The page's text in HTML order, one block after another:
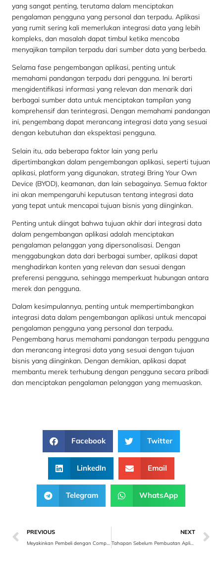
yang sangat penting, terutama dalam menciptakan
pengalaman pengguna yang personal dan terpadu. Aplikasi
yang rumit sering kali memerlukan integrasi data yang lebih
kompleks, dan masalah dapat timbul ketika mencoba
menyajikan tampilan terpadu dari sumber data yang berbeda.
Selama fase pengembangan aplikasi, penting untuk
memahami pandangan terpadu dari pengguna. Ini berarti
mengidentifikasi informasi yang relevan dan menarik dari
berbagai sumber data untuk menciptakan tampilan yang
komprehensif dan terintegrasi. Dengan memahami pandangan
ini, pengembang dapat merancang integrasi data yang sesuai
dengan kebutuhan dan ekspektasi pengguna.
Selain itu, ada beberapa faktor lain yang perlu
dipertimbangkan dalam pengembangan aplikasi, seperti tujuan
aplikasi, platform yang digunakan, strategi Bring Your Own
Device (BYOD), keamanan, dan lain sebagainya. Semua faktor
ini akan mempengaruhi keputusan tentang integrasi data
yang tepat untuk mencapai tujuan bisnis yang diinginkan.
Penting untuk diingat bahwa tujuan akhir dari integrasi data
dalam pengembangan aplikasi adalah menciptakan
pengalaman pelanggan yang dipersonalisasi. Dengan
menggabungkan data dari berbagai sumber, aplikasi dapat
menghadirkan konten yang relevan dan sesuai dengan
preferensi pengguna, sehingga memperkuat hubungan antara
merek dan pengguna.
Dalam kesimpulannya, penting untuk mempertimbangkan
integrasi data dalam pengembangan aplikasi untuk mencapai
pengalaman pengguna yang personal dan terpadu.
Pengembang harus memahami pandangan terpadu pengguna
dan merancang integrasi data yang sesuai dengan tujuan
bisnis yang diinginkan. Dengan demikian, aplikasi dapat
membantu merek terhubung dengan pengguna secara pribadi
dan menciptakan pengalaman pelanggan yang memuaskan.
Facebook Twitter
LinkedIn Email
Telegram WhatsApp
PREVIOUS NEXT
Tahapan Sebelum Pembuatan Aplikasi Website